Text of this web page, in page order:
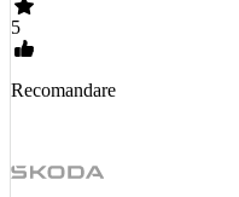
5
Recomandare